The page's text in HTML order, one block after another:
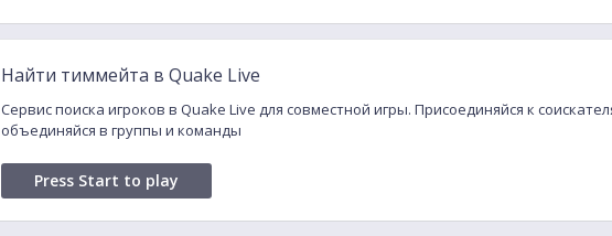
Найти тиммейта в Quake Live
Сервис поиска игроков в Quake Live для совместной игры. Присоединяйся к
объединяйся в группы и команды
Press Start to play